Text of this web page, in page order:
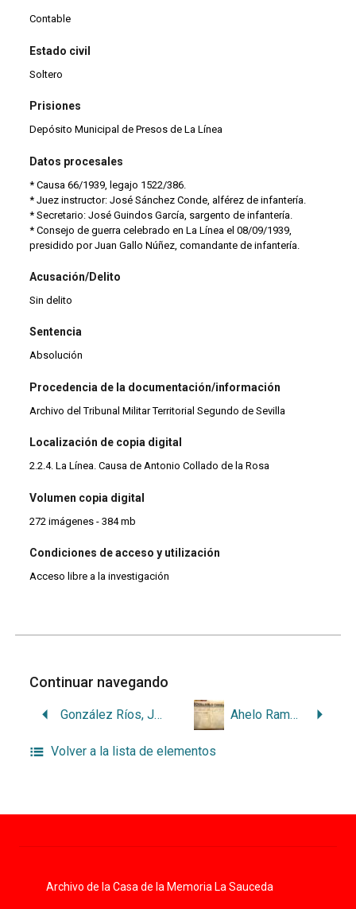
Contable
Estado civil
Soltero
Prisiones
Depósito Municipal de Presos de La Línea
Datos procesales
* Causa 66/1939, legajo 1522/386.
* Juez instructor: José Sánchez Conde, alférez de infantería.
* Secretario: José Guindos García, sargento de infantería.
* Consejo de guerra celebrado en La Línea el 08/09/1939,
presidido por Juan Gallo Núñez, comandante de infantería.
Acusación/Delito
Sin delito
Sentencia
Absolución
Procedencia de la documentación/información
Archivo del Tribunal Militar Territorial Segundo de Sevilla
Localización de copia digital
2.2.4. La Línea. Causa de Antonio Collado de la Rosa
Volumen copia digital
272 imágenes - 384 mb
Condiciones de acceso y utilización
Acceso libre a la investigación
Continuar navegando
González Ríos, Juan Ahelo Ramos, José
Volver a la lista de elementos
Archivo de la Casa de la Memoria La Sauceda